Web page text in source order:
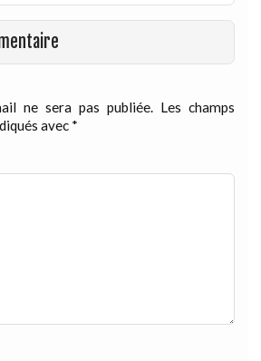
ne sera pas publiée. Les champs
avec *